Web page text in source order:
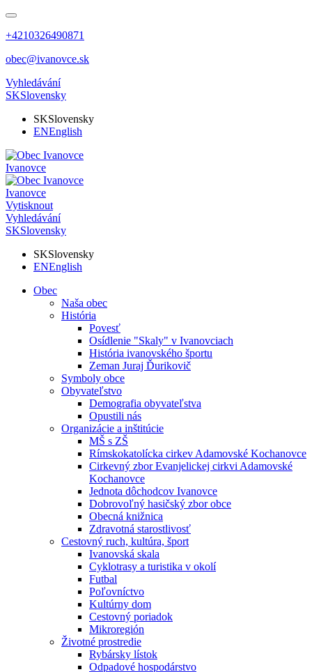
+4210326490871
obec@ivanovce.sk
Vyhledávání
SKSlovensky
SKSlovensky
ENEnglish
Ivanovce
Ivanovce
Vytisknout
Vyhledávání
SKSlovensky
SKSlovensky
ENEnglish
Obec
Naša obec
História
Povesť
Osídlenie "Skaly" v Ivanovciach
História ivanovského športu
Zeman Juraj Ďurikovič
Symboly obce
Obyvateľstvo
Demografia obyvateľstva
Opustili nás
Organizácie a inštitúcie
MŠ s ZŠ
Rímskokatolícka cirkev Adamovské Kochanovce
Cirkevný zbor Evanjelickej cirkvi Adamovské
Kochanovce
Jednota dôchodcov Ivanovce
Dobrovoľný hasičský zbor obce
Obecná knižnica
Zdravotná starostlivosť
Cestovný ruch, kultúra, šport
Ivanovská skala
Cyklotrasy a turistika v okolí
Futbal
Poľovníctvo
Kultúrny dom
Cestovný poriadok
Mikroregión
Životné prostredie
Rybársky lístok
Odpadové hospodárstvo